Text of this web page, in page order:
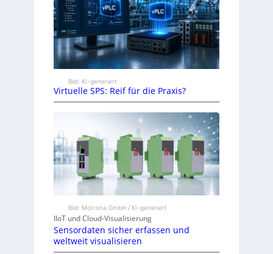
Bild: KI-generiert
Virtuelle SPS: Reif für die Praxis?
Bild: Motrona GmbH / KI-generiert
IIoT und Cloud-Visualisierung
Sensordaten sicher erfassen und
weltweit visualisieren